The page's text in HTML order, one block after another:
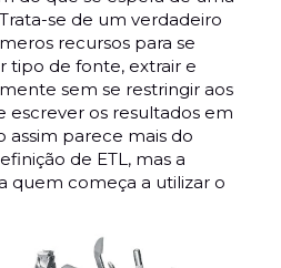
se de um verdadeiro
recursos para se
tipo de fonte, extrair e
sem se restringir aos
os resultados em
assim parece mais do
de ETL, mas a
quem começa a utilizar o